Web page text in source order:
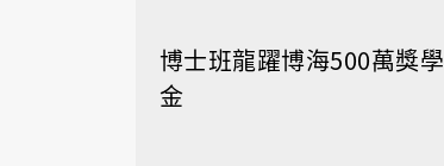
博士班龍躍博海500萬獎學
金